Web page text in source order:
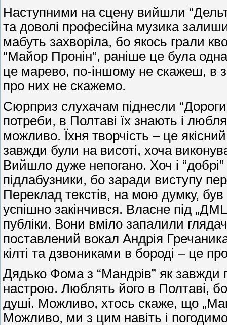
Наступними на сцену вийшли
та доволі професійна музика
мабуть захворіла, бо якось грали
"Майор Пронін”, раніше це була
це марево, по-іншому не скажеш, в
про них не скажемо.
Сюрприз слухачам піднесли
потреби, в Полтаві їх знають і
можливо. Їхня творчість – це
завжди були на висоті, хоча
Вийшло дуже непогано. Хоч і
підлабузники, бо заради виступу
Переклад текстів, на мою думку,
успішно закінчився. Власне під
публіки. Вони вміло запалили
поставлений вокал Андрія
кілті та дзвониками в бороді – це
Дядько Фома з “Мандрів” як завжди
настрою. Люблять його в Полтаві,
душі. Можливо, хтось скаже, що
Можливо, ми з цим навіть і